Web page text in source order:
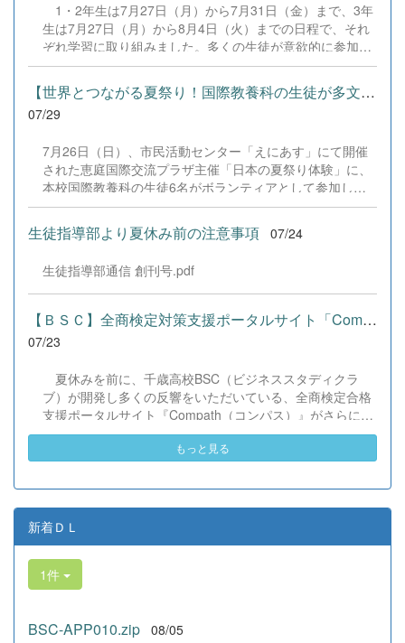
の全国大会出場にあたり、多大なるご支援・ご協力をいた
だきました企業の皆様、ならびに心温まるご寄付や温かい
ご声援を寄せてくださった地域の皆様方に、心より感謝申
し上げます。皆様からの温かいご支援が部員たちの大きな
励みとなり、全国の舞台で最高のパフォーマンスと演技を
届けることができました。今回の経験を糧に、さらに表現
本校演劇部への変わらぬご声援をよろしくお願いいたしま
す。 &nbsp;
1・2年生は7月27日（月）から7月31日（金）まで、3年
生は7月27日（月）から8月4日（火）までの日程で、それ
ぞれ学習に取り組みました。多くの生徒が意欲的に参加
し、これまでの学習内容の復習や発展的な内容、受験に向
けた学習などに真剣に取り組む姿が見られました。夏期講
習で身に付けた学習習慣や知識を、今後の学校生活や学習
に生かし、一人一人がさらなる成長につなげてくれること
【世界とつながる夏祭り！国際教養科の生徒が多文化共生ボランテ...
07/29
7月26日（日）、市民活動センター「えにあす」にて開催
された恵庭国際交流プラザ主催「日本の夏祭り体験」に、
本校国際教養科の生徒6名がボランティアとして参加しま
した！ 会場にはウクライナ、ネパール、アフガニスタンな
ど多国籍な参加者が集まり、ヨーヨー釣りや綿あめ、盆踊
りなどを満喫。浴衣姿でイベントを彩った1年生や、経験
葉や国境を超えて笑顔で交流を深めました。 主催者の方か
らは、「国籍や年齢を問わず笑顔で寄り添い、自分で考え
て動く姿が素晴らしい。異文化理解のマインドが自然と身
についている」と、賞賛の声をいただきました！ 教室の中
だけでなく、地域や世界という広いフィールドで本領を発
姿に、誇らしさでいっぱいです。 教養科生、どんどん外へ
飛び出そう！ その温かい心と行動力を磨き、世界を笑顔に
する魅力的な人材へ成長していく皆さんを応援していま
す！
生徒指導部より夏休み前の注意事項 07/24
生徒指導部通信 創刊号.pdf
【ＢＳＣ】全商検定対策支援ポータルサイト「Compath（コンパス）...
07/23
夏休みを前に、千歳高校BSC（ビジネススタディクラ
ブ）が開発し多くの反響をいただいている、全商検定合格
支援ポータルサイト『Compath（コンパス）』がさらにバ
ージョンアップいたしました。 今回もユーザーの皆様か
らいただいたアンケートのご意見をもとに、BSC部員のプ
の実装までを行いました。今回のアップデートでは、ビジ
ネス計算・簿記・ビジネス文書・情報処理・商業経済・財
務分析・ビジネスコミュニケーションなど各ジャンルに及
ぶ計79件の更新プログラムを一挙にリリースしました。
具体的には、各検定問題数の大幅増加をはじめ、英語翻訳
機能の追加、フォント拡大など視認性の改善、SEO対策
（タグの最適化）によるサイト動作の快適化を実施しまし
も生徒たちの技術と発想力でより学びやすいサイトへと進
もっと見る
新着ＤＬ
1件
BSC-APP010.zip 08/05